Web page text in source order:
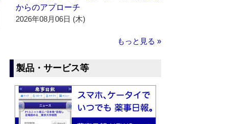
からのアプローチ
2026年08月06日 (木)
もっと見る »
製品・サービス等